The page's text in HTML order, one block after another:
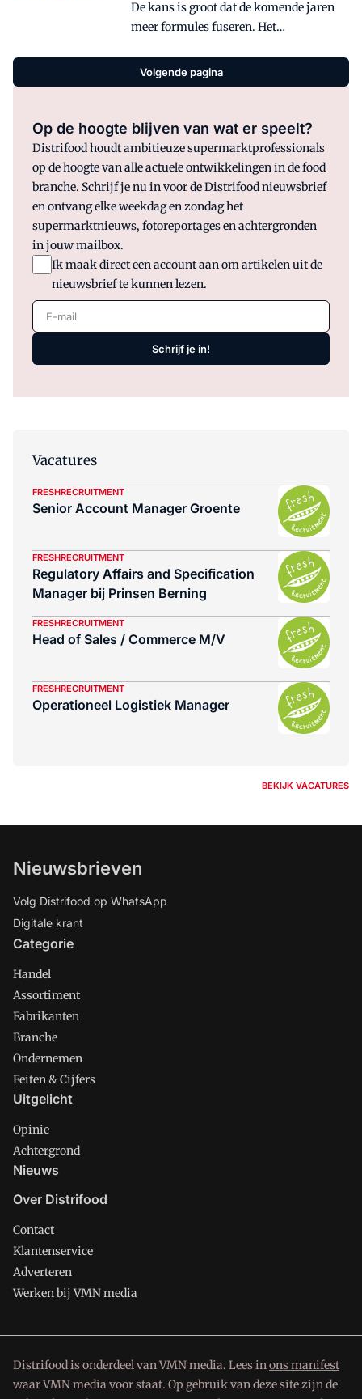
De kans is groot dat de komende jaren
meer formules fuseren. Het
almaar belangrijker en de strijd om
nieuwe vastgoedpunten verhevigt
Henk Hofstede en Claire van Staaij in
gesprek met Distrifood.
Volgende pagina
Op de hoogte blijven van wat er speelt?
Distrifood houdt ambitieuze supermarktprofessionals
op de hoogte van alle actuele ontwikkelingen in de food
branche. Schrijf je nu in voor de Distrifood nieuwsbrief
en ontvang elke weekdag en zondag het
supermarktnieuws, fotoreportages en achtergronden
in jouw mailbox.
Ik maak direct een account aan om artikelen uit de
nieuwsbrief te kunnen lezen.
E-mail
Schrijf je in!
Vacatures
FRESHRECRUITMENT
Senior Account Manager Groente
FRESHRECRUITMENT
Regulatory Affairs and Specification
Manager bij Prinsen Berning
FRESHRECRUITMENT
Head of Sales / Commerce M/V
FRESHRECRUITMENT
Operationeel Logistiek Manager
BEKIJK VACATURES
Nieuwsbrieven
Volg Distrifood op WhatsApp
Digitale krant
Categorie
Handel
Assortiment
Fabrikanten
Branche
Ondernemen
Feiten & Cijfers
Uitgelicht
Opinie
Achtergrond
Nieuws
Over Distrifood
Contact
Klantenservice
Adverteren
Werken bij VMN media
Distrifood is onderdeel van VMN media. Lees inons manifest
waar VMN media voor staat. Op gebruik van deze site zijn de